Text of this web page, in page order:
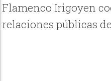
Flamenco Irigoyen
relaciones públicas